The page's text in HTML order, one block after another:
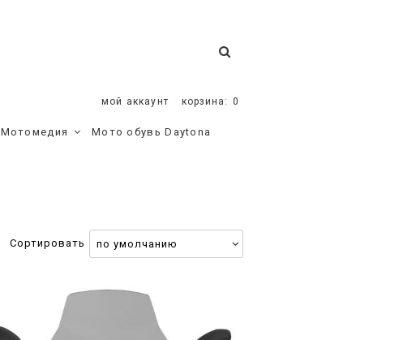
мой аккаунт корзина: 0
Мотомедия Мото обувь Daytona
Сортировать